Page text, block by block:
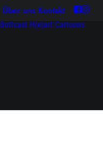
Über uns Kontakt
Bottcast H(e)art Cartoons